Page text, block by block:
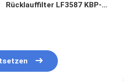
Rücklauffilter LF3587 KBP-